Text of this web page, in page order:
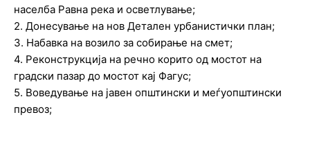
населба Равна река и осветлување;
2. Донесување на нов Детален урбанистички план;
3. Набавка на возило за собирање на смет;
4. Реконструкција на речно корито од мостот на
градски пазар до мостот кај Фагус;
5. Воведување на јавен општински и меѓуопштински
превоз;